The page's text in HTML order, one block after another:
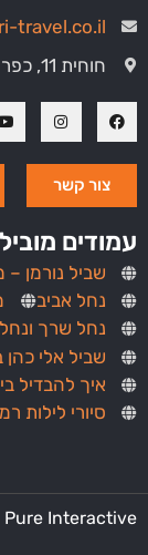
travel.co.il
חוחית 11, כפר ורדים 2514700
צור קשר
עמודים
שביל נורמן –
נחל אביב
נחל שרך
שביל אלי כהן
איך להבדיל
סיורי לילות
Pure Interactive